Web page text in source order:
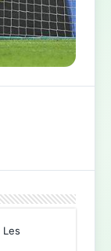
Les